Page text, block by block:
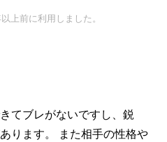
前に利用しました。
てブレがないですし、鋭
ります。 また相手の性格や